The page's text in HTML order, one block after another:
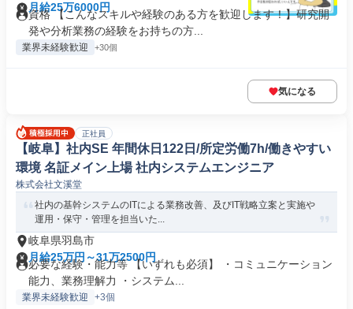
月給25万6000円
資格 【こんなスキルや経験のある方を歓迎します！】研究開
発や分析業務の経験をお持ちの方...
業界未経験歓迎 +30個
気になる
正社員
【岐阜】社内SE 年間休日122日/所定労働7h/働きやすい
環境 名証メイン上場 社内システムエンジニア
株式会社文溪堂
社内の基幹システムのITによる業務改善、及びIT戦略立案と実施や
運用・保守・管理を担当いた...
岐阜県羽島市
月給25万円～31万2500円
必要な経験・能力等 【いずれも必須】 ・コミュニケーション
能力、業務理解力 ・システム...
業界未経験歓迎 +3個